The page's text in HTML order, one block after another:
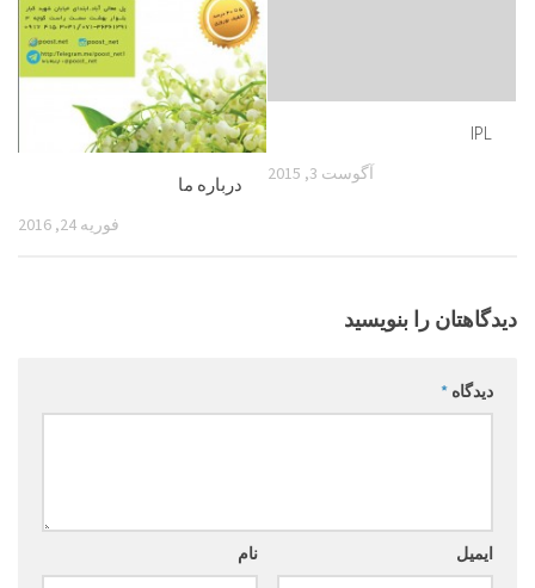
درباره ما
فوریه 24, 2016
IPL
آگوست 3, 2015
دیدگاهتان را بنویسید
دیدگاه *
نام ایمیل